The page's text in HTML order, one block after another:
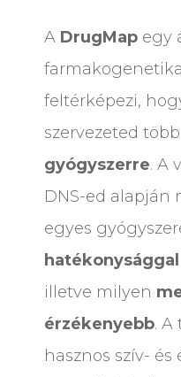
A DrugMap egy
feltérképezi,
szervezeted
gyógyszerre. A
DNS-ed alapján
egyes
hatékonysággal
illetve milyen
érzékenyebb. A
hasznos szív- és